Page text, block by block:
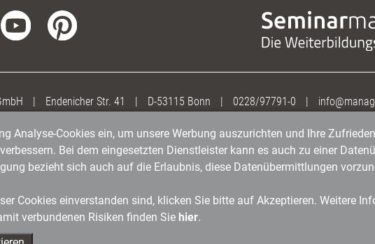
| Endenicher Str. 41 | D-53115 Bonn | 0228/97791-0 |
Analyse-Cookies ein, um unsere Werbung auszurichten und Ihre
Bei dem eingesetzten Dienstleister kann es auch zu einer
bezieht sich auch auf die Erlaubnis, diese Datenübermittlungen
Cookies einverstanden sind, klicken Sie bitte auf Akzeptieren. Weitere
verbundenen Risiken finden Sie hier.